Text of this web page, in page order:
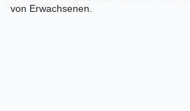
von Erwachsenen.